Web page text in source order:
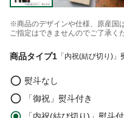
※商品のデザインや仕様、原産国
ご指定はできませんのでご了承く
商品タイプ1 「内祝(結び切り)」
熨斗なし
「御祝」熨斗付き